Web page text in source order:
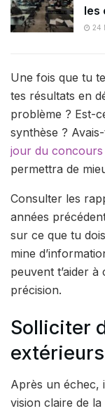
les
24
Une fois que tu
tes résultats en
problème ? Est-
synthèse ?
jour du concours
permettra de
Consulter les
années
sur ce que tu
mine
peuvent t’aider
précision.
Solliciter
extérieurs
Après un échec,
vision claire de la